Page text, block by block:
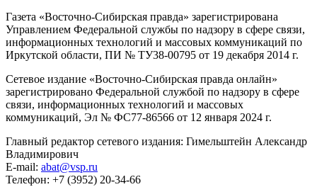
Газета «Восточно-Сибирская правда» зарегистрирована
Управлением Федеральной службы по надзору в сфере связи,
информационных технологий и массовых коммуникаций по
Иркутской области, ПИ № ТУ38-00795 от 19 декабря 2014 г.
Сетевое издание «Восточно-Сибирская правда онлайн»
зарегистрировано Федеральной службой по надзору в сфере
связи, информационных технологий и массовых
коммуникаций, Эл № ФС77-86566 от 12 января 2024 г.
Главный редактор сетевого издания: Гимельштейн Александр
Владимирович
E-mail: abat@vsp.ru
Телефон: +7 (3952) 20-34-66